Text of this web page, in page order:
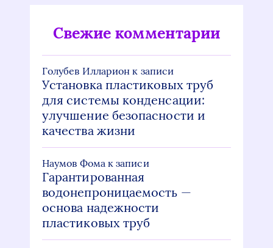
Свежие комментарии
Голубев Илларион к записи
Установка пластиковых труб
для системы конденсации:
улучшение безопасности и
качества жизни
Наумов Фома к записи
Гарантированная
водонепроницаемость —
основа надежности
пластиковых труб